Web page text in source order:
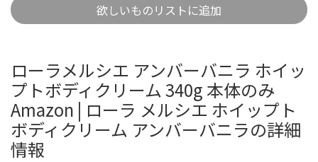
欲しいものリストに追加
ローラメルシエ アンバーバニラ ホイッ
プトボディクリーム 340g 本体のみ
Amazon | ローラ メルシエ ホイップト
ボディクリーム アンバーバニラの詳細
情報